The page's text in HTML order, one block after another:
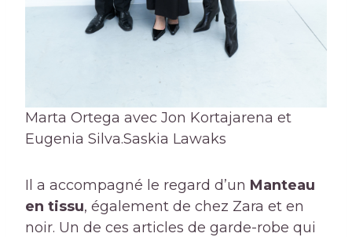
Marta Ortega avec Jon Kortajarena et
Eugenia Silva.Saskia Lawaks
Il a accompagné le regard d’un Manteau
en tissu, également de chez Zara et en
noir. Un de ces articles de garde-robe qui